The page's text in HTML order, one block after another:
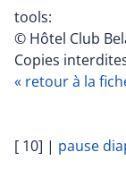
tools:
© Hôtel Club
Copies
« retour à la
[ 10] | pause